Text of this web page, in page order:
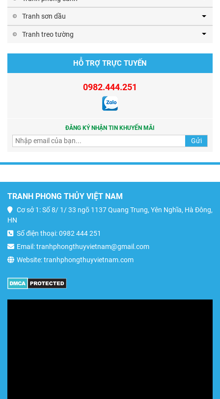
Tranh sơn dầu
Tranh treo tường
HỖ TRỢ TRỰC TUYẾN
0982.444.251
ĐĂNG KÝ NHẬN TIN KHUYẾN MÃI
TRANH PHONG THỦY VIỆT NAM
Cơ sở 1: Số 8/ 1/ 33 ngõ 1137 Quang Trung, Yên Nghĩa, Hà Đông,
HN
Số điện thoại: 0982 444 251
Email: tranhphongthuyvietnam@gmail.com
Website: tranhphongthuyvietnam.com